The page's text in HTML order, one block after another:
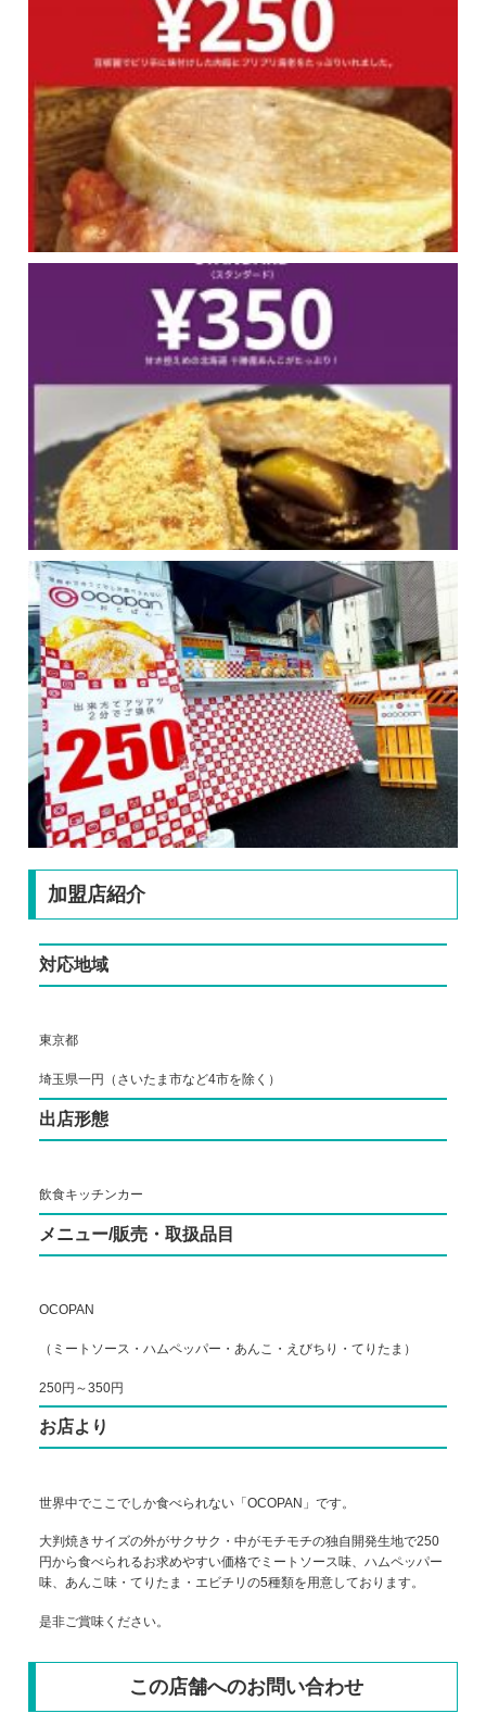
加盟店紹介
対応地域
東京都
埼玉県一円（さいたま市など4市を除く）
出店形態
飲食キッチンカー
メニュー/販売・取扱品目
OCOPAN
（ミートソース・ハムペッパー・あんこ・えびちり・てりたま）
250円～350円
お店より
世界中でここでしか食べられない「OCOPAN」です。
大判焼きサイズの外がサクサク・中がモチモチの独自開発生地で250
円から食べられるお求めやすい価格でミートソース味、ハムペッパー
味、あんこ味・てりたま・エビチリの5種類を用意しております。
是非ご賞味ください。
この店舗へのお問い合わせ